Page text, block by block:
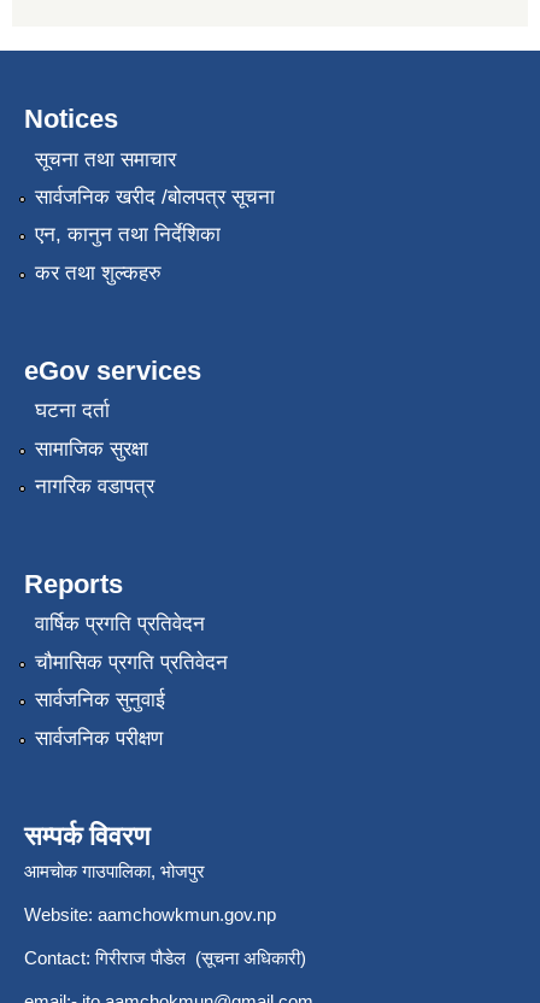
Notices
सूचना तथा समाचार
सार्वजनिक खरीद /बोलपत्र सूचना
एन, कानुन तथा निर्देशिका
कर तथा शुल्कहरु
eGov services
घटना दर्ता
सामाजिक सुरक्षा
नागरिक वडापत्र
Reports
वार्षिक प्रगति प्रतिवेदन
चौमासिक प्रगति प्रतिवेदन
सार्वजनिक सुनुवाई
सार्वजनिक परीक्षण
सम्पर्क विवरण
आमचोक गाउपालिका, भोजपुर
Website: aamchowkmun.gov.np
Contact: गिरीराज पौडेल (सूचना अधिकारी)